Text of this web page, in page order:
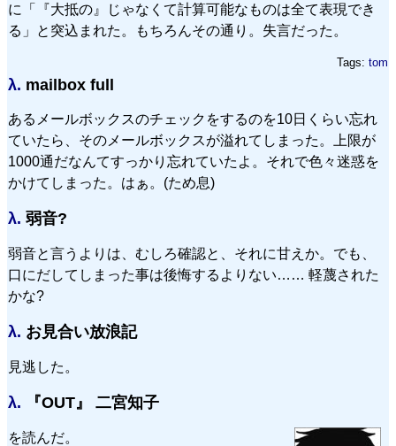
に「『大抵の』じゃなくて計算可能なものは全て表現でき
る」と突込まれた。もちろんその通り。失言だった。
Tags: tom
λ. mailbox full
あるメールボックスのチェックをするのを10日くらい忘れ
ていたら、そのメールボックスが溢れてしまった。上限が
1000通だなんてすっかり忘れていたよ。それで色々迷惑を
かけてしまった。はぁ。(ため息)
λ. 弱音?
弱音と言うよりは、むしろ確認と、それに甘えか。でも、
口にだしてしまった事は後悔するよりない…… 軽蔑された
かな?
λ. お見合い放浪記
見逃した。
λ. 『OUT』 二宮知子
を読んだ。